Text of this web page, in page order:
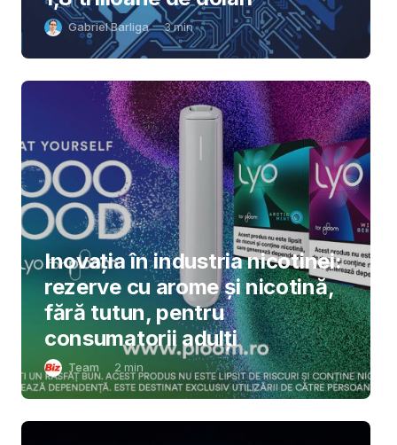
Gabriel Barliga 3min
Inovația în industria nicotinei:
rezerve cu arome și nicotină,
fără tutun, pentru
consumatorii adulți
Team 2 min